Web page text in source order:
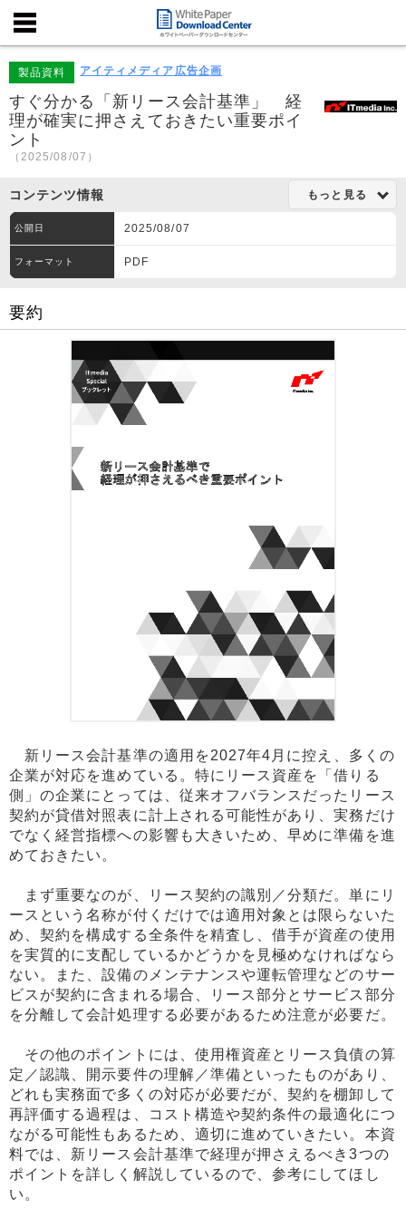
製品資料 アイティメディア広告企画
すぐ分かる「新リース会計基準」 経
理が確実に押さえておきたい重要ポイ
ント
（2025/08/07）
コンテンツ情報 もっと見る
公開日 2025/08/07
フォーマット PDF
要約
新リース会計基準の適用を2027年4月に控え、多くの
企業が対応を進めている。特にリース資産を「借りる
側」の企業にとっては、従来オフバランスだったリース
契約が貸借対照表に計上される可能性があり、実務だけ
でなく経営指標への影響も大きいため、早めに準備を進
めておきたい。
まず重要なのが、リース契約の識別／分類だ。単にリ
ースという名称が付くだけでは適用対象とは限らないた
め、契約を構成する全条件を精査し、借手が資産の使用
を実質的に支配しているかどうかを見極めなければなら
ない。また、設備のメンテナンスや運転管理などのサー
ビスが契約に含まれる場合、リース部分とサービス部分
を分離して会計処理する必要があるため注意が必要だ。
その他のポイントには、使用権資産とリース負債の算
定／認識、開示要件の理解／準備といったものがあり、
どれも実務面で多くの対応が必要だが、契約を棚卸して
再評価する過程は、コスト構造や契約条件の最適化につ
ながる可能性もあるため、適切に進めていきたい。本資
料では、新リース会計基準で経理が押さえるべき3つの
ポイントを詳しく解説しているので、参考にしてほし
い。